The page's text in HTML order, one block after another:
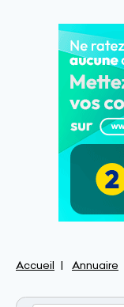
Accueil Annuaire